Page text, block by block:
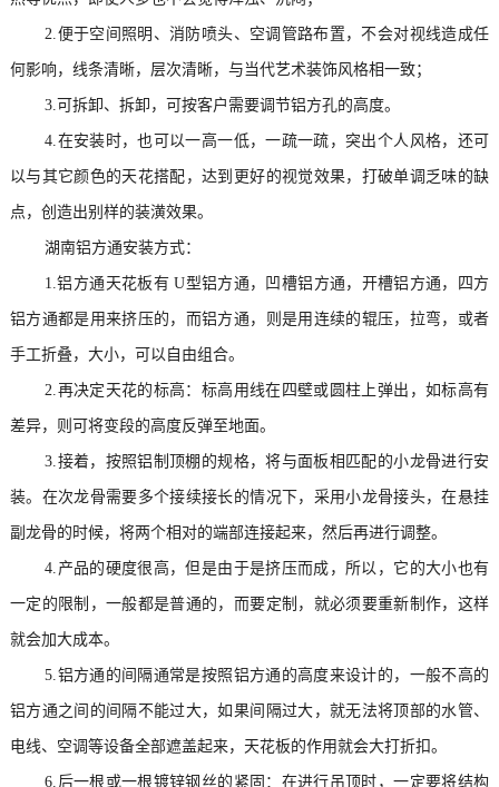
2.便于空间照明、消防喷头、空调管路布置，不会对视线造成任
何影响，线条清晰，层次清晰，与当代艺术装饰风格相一致；
3.可拆卸、拆卸，可按客户需要调节铝方孔的高度。
4.在安装时，也可以一高一低，一疏一疏，突出个人风格，还可
以与其它颜色的天花搭配，达到更好的视觉效果，打破单调乏味的缺
点，创造出别样的装潢效果。
湖南铝方通安装方式：
1.铝方通天花板有 U型铝方通，凹槽铝方通，开槽铝方通，四方
铝方通都是用来挤压的，而铝方通，则是用连续的辊压，拉弯，或者
手工折叠，大小，可以自由组合。
2.再决定天花的标高：标高用线在四壁或圆柱上弹出，如标高有
差异，则可将变段的高度反弹至地面。
3.接着，按照铝制顶棚的规格，将与面板相匹配的小龙骨进行安
装。在次龙骨需要多个接续接长的情况下，采用小龙骨接头，在悬挂
副龙骨的时候，将两个相对的端部连接起来，然后再进行调整。
4.产品的硬度很高，但是由于是挤压而成，所以，它的大小也有
一定的限制，一般都是普通的，而要定制，就必须要重新制作，这样
就会加大成本。
5.铝方通的间隔通常是按照铝方通的高度来设计的，一般不高的
铝方通之间的间隔不能过大，如果间隔过大，就无法将顶部的水管、
电线、空调等设备全部遮盖起来，天花板的作用就会大打折扣。
6.后一根或一根镀锌钢丝的紧固：在进行吊顶时，一定要将结构